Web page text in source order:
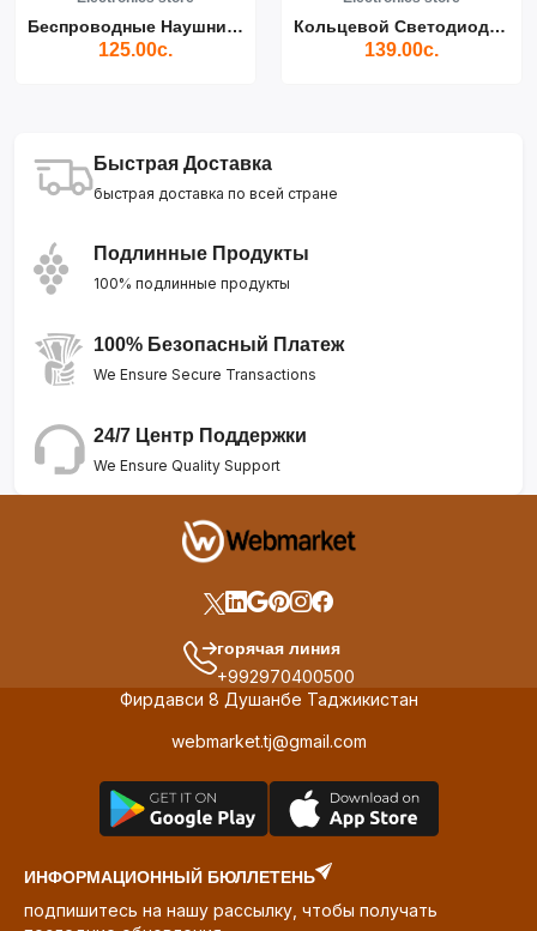
Беспроводные Наушники Air...
125.00с.
Кольцевой Светодиодный Св...
139.00с.
Быстрая Доставка
быстрая доставка по всей стране
Подлинные Продукты
100% подлинные продукты
100% Безопасный Платеж
We Ensure Secure Transactions
24/7 Центр Поддержки
We Ensure Quality Support
горячая линия
+992970400500
Фирдавси 8 Душанбе Таджикистан
webmarket.tj@gmail.com
ИНФОРМАЦИОННЫЙ БЮЛЛЕТЕНЬ
подпишитесь на нашу рассылку, чтобы получать